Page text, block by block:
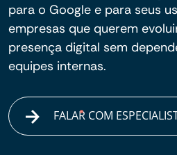
para o Google e para seus
empresas que querem
presença digital sem
equipes internas.
FALAR COM